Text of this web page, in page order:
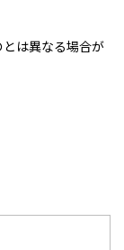
は異なる場合が